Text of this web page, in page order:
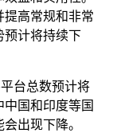
提高常规和非常
预计将持续下
台总数预计将
中国和印度等国
出现下降。